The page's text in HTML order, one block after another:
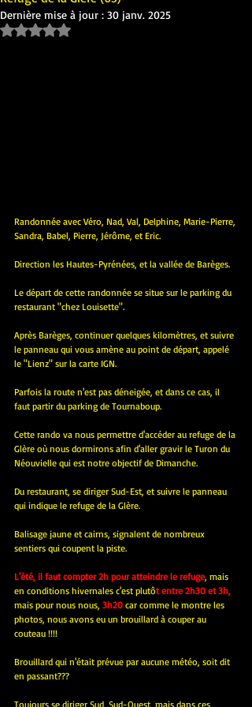
Dernière mise à jour : 30 janv. 2025
Noté NaN étoiles sur 5.
Randonnée avec Véro, Nad, Val, Delphine, Marie-Pierre,
Sandra, Babel, Pierre, Jérôme, et Eric.
Direction les Hautes-Pyrénées, et la vallée de Barèges.
Le départ de cette randonnée se situe sur le parking du
restaurant "chez Louisette".
Après Barèges, continuer quelques kilomètres, et suivre
le panneau qui vous amène au point de départ, appelé
le "Lienz" sur la carte IGN.
Parfois la route n'est pas déneigée, et dans ce cas, il
faut partir du parking de Tournaboup.
Cette rando va nous permettre d'accéder au refuge de la
Glère où nous dormirons afin d'aller gravir le Turon du
Néouvielle qui est notre objectif de Dimanche.
Du restaurant, se diriger Sud-Est, et suivre le panneau
qui indique le refuge de la Glère.
Balisage jaune et cairns, signalent de nombreux
sentiers qui coupent la piste.
L'été, il faut compter 2h pour atteindre le refuge, mais
en conditions hivernales c'est plutôt entre 2h30 et 3h,
mais pour nous nous, 3h20 car comme le montre les
photos, nous avons eu un brouillard à couper au
couteau !!!!
Brouillard qui n'était prévue par aucune météo, soit dit
en passant???
Toujours se diriger Sud, Sud-Ouest, mais dans ces